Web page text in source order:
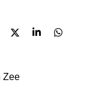
D
S
D
Zee